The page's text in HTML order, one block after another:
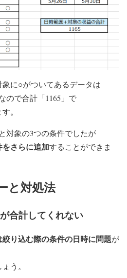
象に○がついてあるデータは
ので合計「1165」 で
。
対象の3つの条件でしたが
さらに追加することができま
と対処法
合計してくれない
り込む際の条件の日時に問題が
う。